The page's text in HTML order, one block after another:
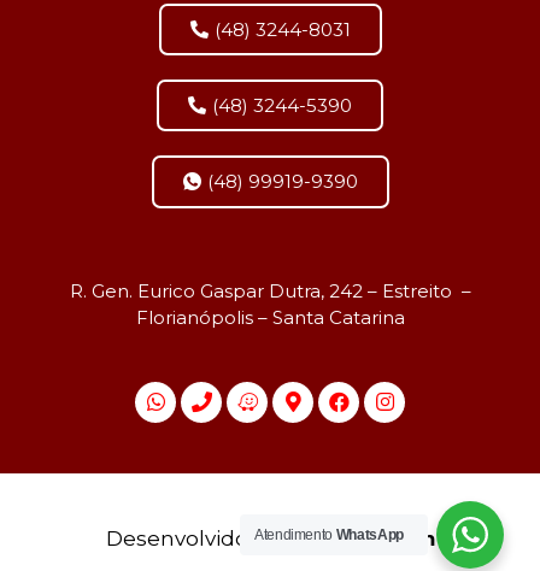
(48) 3244-8031
(48) 3244-5390
(48) 99919-9390
R. Gen. Eurico Gaspar Dutra, 242 – Estreito –
Florianópolis – Santa Catarina
Desenvolvido poragmidia.com
Atendimento WhatsApp